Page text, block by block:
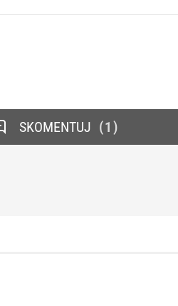
SKOMENTUJ 1